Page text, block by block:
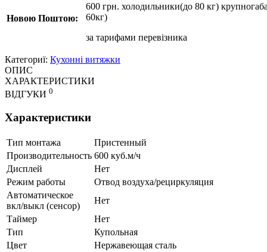
Новою Поштою:
600 грн. холодильники(до 80 кг)
60кг)
за тарифами перевізника
Категориї: Кухонні витяжки
ОПИС
ХАРАКТЕРИСТИКИ
ВІДГУКИ 0
Характеристики
Тип монтажа
Пристенный
Производительность 600 куб.м/ч
Дисплей
Нет
Режим работы
Отвод воздуха/рециркуляция
Автоматическое
вкл/выкл (сенсор)
Нет
Таймер
Нет
Тип
Купольная
Цвет
Нержавеющая сталь